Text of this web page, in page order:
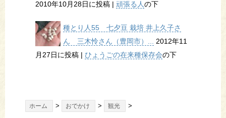
2010年10月28日に投稿 | 頑張る人の下
種とり人55 七夕豆 栽培 井上久子さ
ん 三木怜さん（豊岡市）... 2012年11
月27日に投稿 | ひょうごの在来種保存会の下
ホーム > おでかけ > 観光 >